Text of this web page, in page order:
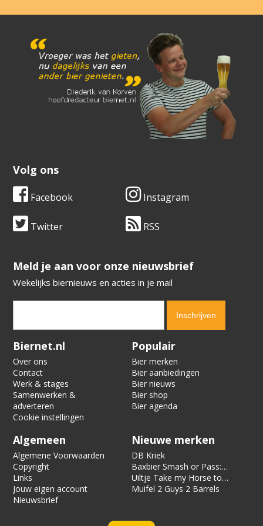
Volg ons
Facebook Instagram
Twitter RSS
​​​​​​​Meld je aan voor onze nieuwsbrief
Wekelijks biernieuws en acties in je mail
Verification code:
Biernet.nl
Over ons
Contact
Werk & stages
Samenwerken &
adverteren
Cookie instellingen
Populair
Bier merken
Bier aanbiedingen
Bier nieuws
Bier shop
Bier agenda
Algemeen
Algemene Voorwaarden
Copyright
Links
Jouw eigen account
Nieuwsbrief
Nieuwe merken
DB Kriek
Baxbier Smash or Pass:
Strata
Uiltje Take my Horse to
the Hotel Room
Muifel 2 Guys 2 Barrels